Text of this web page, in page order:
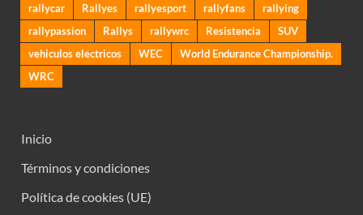
rallycar
Rallyes rallyesport rallyfans
rallying
rallypassion
Rallys rallywrc Resistencia
SUV
vehiculos electricos
WEC
World Endurance Championship.
WRC
Inicio
Términos y condiciones
Política de cookies (UE)